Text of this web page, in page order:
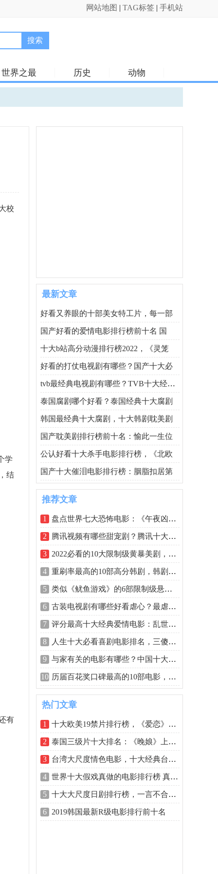
网站地图 | TAG标签 | 手机站
搜索
世界之最 历史 动物
校
学
结
有
最新文章
好看又养眼的十部美女特工片，每一部
国产好看的爱情电影排行榜前十名 国
十大b站高分动漫排行榜2022，《灵笼
好看的打仗电视剧有哪些？国产十大必
tvb最经典电视剧有哪些？TVB十大经典电
泰国腐剧哪个好看？泰国经典十大腐剧
韩国最经典十大腐剧，十大韩剧耽美剧
国产耽美剧排行榜前十名：愉此一生位
公认好看十大杀手电影排行榜，《北欧
国产十大催泪电影排行榜：胭脂扣居第
推荐文章
1 盘点世界七大恐怖电影：《午夜凶铃》居
2 腾讯视频有哪些甜宠剧？腾讯十大高播放
3 2022必看的10大限制级黄暴美剧，你追了几
4 重刷率最高的10部高分韩剧，韩剧高分电
5 类似《鱿鱼游戏》的6部限制级悬疑剧，你
6 古装电视剧有哪些好看虐心？最虐心的十
7 评分最高十大经典爱情电影：乱世佳人上
8 人生十大必看喜剧电影排名，三傻大闹宝
9 与家有关的电影有哪些？中国十大家庭题
10 历届百花奖口碑最高的10部电影，高山下
热门文章
1 十大欧美19禁片排行榜，《爱恋》排第一
2 泰国三级片十大排名：《晚娘》上榜，堪
3 台湾大尺度情色电影，十大经典台湾三级
4 世界十大假戏真做的电影排行榜 真枪实弹
5 十大大尺度日剧排行榜，一言不合就开车
6 2019韩国最新R级电影排行前十名